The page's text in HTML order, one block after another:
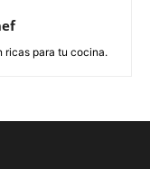
ricas para tu cocina.